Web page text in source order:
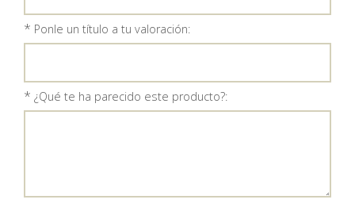
* Ponle un título a tu valoración:
* ¿Qué te ha parecido este producto?: